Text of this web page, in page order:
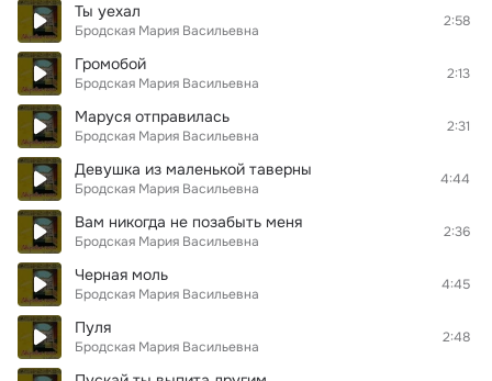
Ты уехал
Бродская Мария Васильевна
2:58
Громобой
Бродская Мария Васильевна
2:13
Маруся отправилась
Бродская Мария Васильевна
2:31
Девушка из маленькой таверны
Бродская Мария Васильевна
4:44
Вам никогда не позабыть меня
Бродская Мария Васильевна
2:36
Черная моль
Бродская Мария Васильевна
4:45
Пуля
Бродская Мария Васильевна
2:48